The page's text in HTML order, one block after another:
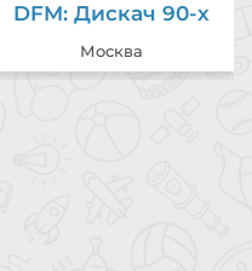
DFM: Дискач 90-х
Москва